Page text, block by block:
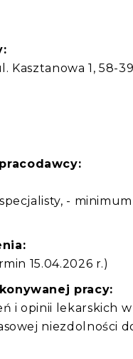
Kasztanowa 1, 58-
-
15.04.2026 r.)
pracy:
i opinii lekarskich
niezdolności